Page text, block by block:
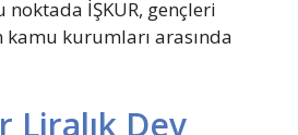
İŞKUR, gençleri
kamu kurumları arasında
Liralık Dev